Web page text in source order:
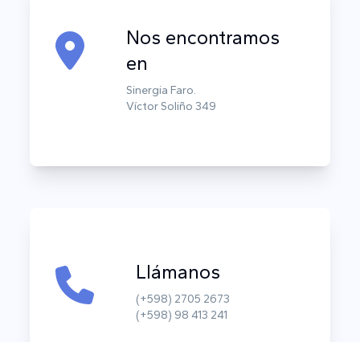
Nos encontramos
en
Sinergia Faro.
Víctor Soliño 349
Llámanos
(+598) 2705 2673
(+598) 98 413 241